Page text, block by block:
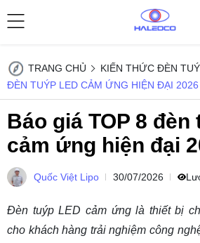
TRANG CHỦ KIẾN THỨC ĐÈN
ĐÈN TUÝP LED CẢM ỨNG HIỆN ĐẠI 2026
Báo giá TOP 8 đèn
cảm ứng hiện đại
Quốc Việt Lipo 30/07/2026
Đèn tuýp LED cảm ứnglà thiết bị
cho khách hàng trải nghiệm công